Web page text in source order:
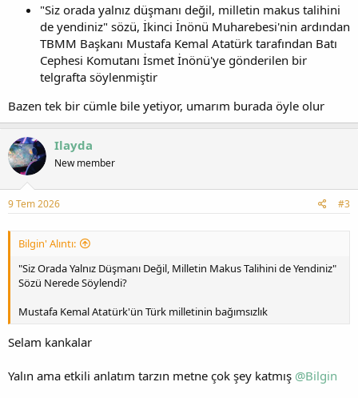
"Siz orada yalnız düşmanı değil, milletin makus talihini
de yendiniz" sözü, İkinci İnönü Muharebesi'nin ardından
TBMM Başkanı Mustafa Kemal Atatürk tarafından Batı
Cephesi Komutanı İsmet İnönü'ye gönderilen bir
telgrafta söylenmiştir
Bazen tek bir cümle bile yetiyor, umarım burada öyle olur
Ilayda
New member
9 Tem 2026 #3
Bilgin' Alıntı:
"Siz Orada Yalnız Düşmanı Değil, Milletin Makus Talihini de Yendiniz"
Sözü Nerede Söylendi?
Mustafa Kemal Atatürk'ün Türk milletinin bağımsızlık
Selam kankalar
Yalın ama etkili anlatım tarzın metne çok şey katmış @Bilgin